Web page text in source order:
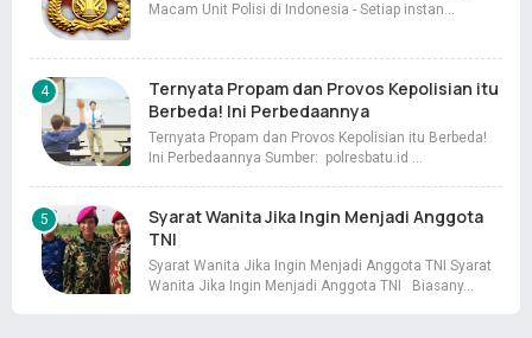
Macam Unit Polisi di Indonesia - Setiap instan…
Ternyata Propam dan Provos Kepolisian itu
Berbeda! Ini Perbedaannya
Ternyata Propam dan Provos Kepolisian itu Berbeda!
Ini Perbedaannya Sumber: polresbatu.id …
Syarat Wanita Jika Ingin Menjadi Anggota
TNI
Syarat Wanita Jika Ingin Menjadi Anggota TNI Syarat
Wanita Jika Ingin Menjadi Anggota TNI Biasany…